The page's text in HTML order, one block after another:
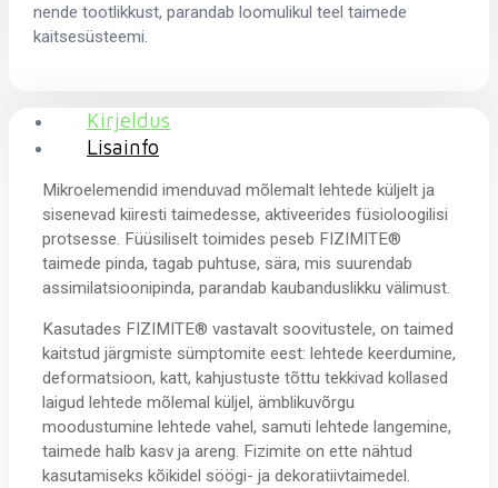
nende tootlikkust, parandab loomulikul teel taimede
kaitsesüsteemi.
Kirjeldus
Lisainfo
Mikroelemendid imenduvad mõlemalt lehtede küljelt ja
sisenevad kiiresti taimedesse, aktiveerides füsioloogilisi
protsesse. Füüsiliselt toimides peseb FIZIMITE®
taimede pinda, tagab puhtuse, sära, mis suurendab
assimilatsioonipinda, parandab kaubanduslikku välimust.
Kasutades FIZIMITE® vastavalt soovitustele, on taimed
kaitstud järgmiste sümptomite eest: lehtede keerdumine,
deformatsioon, katt, kahjustuste tõttu tekkivad kollased
laigud lehtede mõlemal küljel, ämblikuvõrgu
moodustumine lehtede vahel, samuti lehtede langemine,
taimede halb kasv ja areng. Fizimite on ette nähtud
kasutamiseks kõikidel söögi- ja dekoratiivtaimedel.